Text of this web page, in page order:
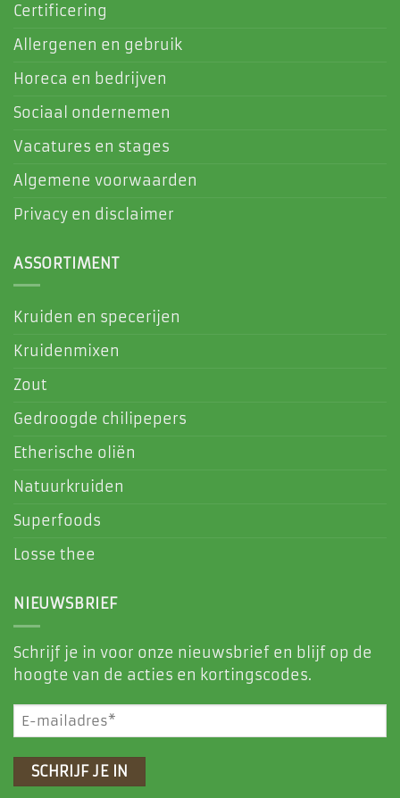
Certificering
Allergenen en gebruik
Horeca en bedrijven
Sociaal ondernemen
Vacatures en stages
Algemene voorwaarden
Privacy en disclaimer
ASSORTIMENT
Kruiden en specerijen
Kruidenmixen
Zout
Gedroogde chilipepers
Etherische oliën
Natuurkruiden
Superfoods
Losse thee
NIEUWSBRIEF
Schrijf je in voor onze nieuwsbrief en blijf op de
hoogte van de acties en kortingscodes.
E-
mailadres
(Vereist)